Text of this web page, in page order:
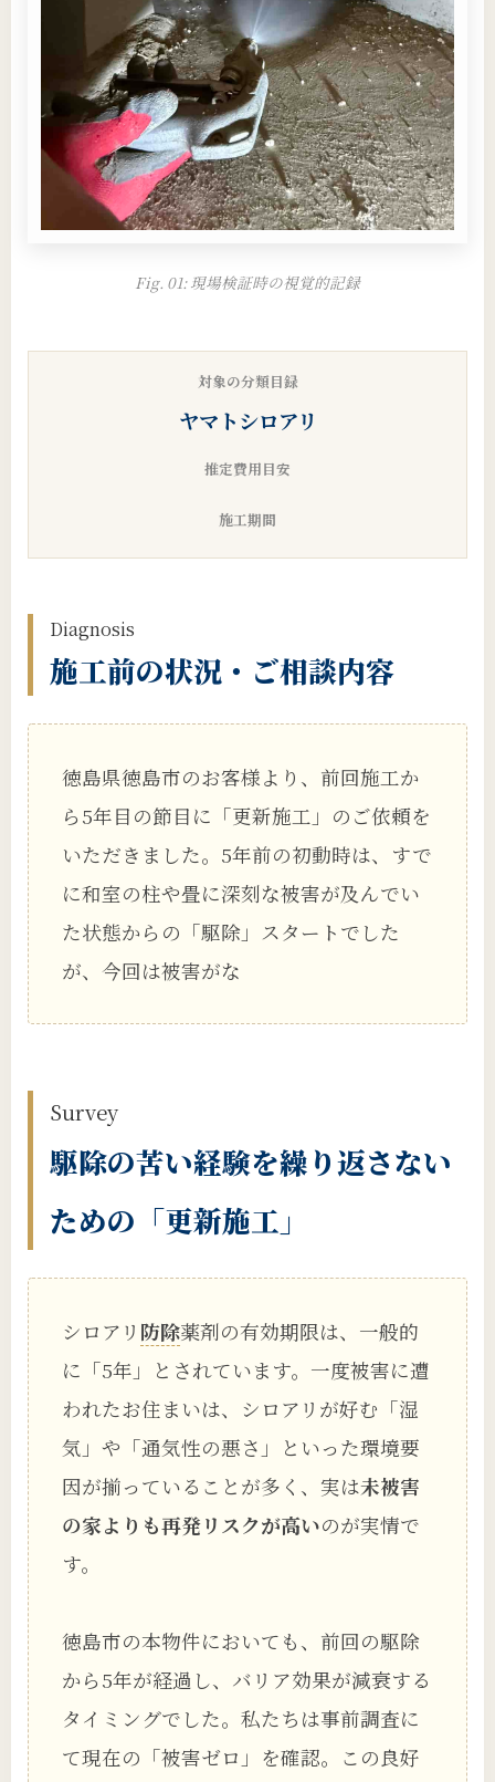
Fig. 01: 現場検証時の視覚的記録
対象の分類目録
ヤマトシロアリ
推定費用目安
施工期間
Diagnosis
施工前の状況・ご相談内容
徳島県徳島市のお客様より、前回施工か
ら5年目の節目に「更新施工」のご依頼を
いただきました。5年前の初動時は、すで
に和室の柱や畳に深刻な被害が及んでい
た状態からの「駆除」スタートでした
が、今回は被害がな
Survey
駆除の苦い経験を繰り返さない
ための「更新施工」
シロアリ 防除薬剤の有効期限は、一般的
に「5年」とされています。一度被害に遭
われたお住まいは、シロアリが好む「湿
気」や「通気性の悪さ」といった環境要
因が揃っていることが多く、実は未被害
の家よりも再発リスクが高いのが実情で
す。
徳島市の本物件においても、前回の駆除
から5年が経過し、バリア効果が減衰する
タイミングでした。私たちは事前調査に
て現在の「被害ゼロ」を確認。この良好